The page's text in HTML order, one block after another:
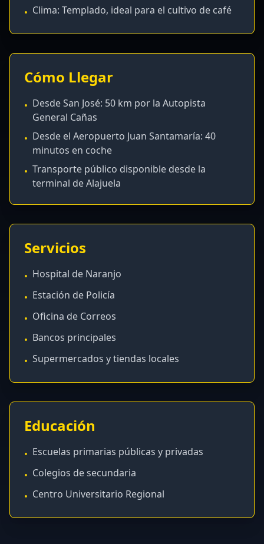
• Clima: Templado, ideal para el cultivo de café
Cómo Llegar
• Desde San José: 50 km por la Autopista
General Cañas
• Desde el Aeropuerto Juan Santamaría: 40
minutos en coche
• Transporte público disponible desde la
terminal de Alajuela
Servicios
• Hospital de Naranjo
• Estación de Policía
• Oficina de Correos
• Bancos principales
• Supermercados y tiendas locales
Educación
• Escuelas primarias públicas y privadas
• Colegios de secundaria
• Centro Universitario Regional